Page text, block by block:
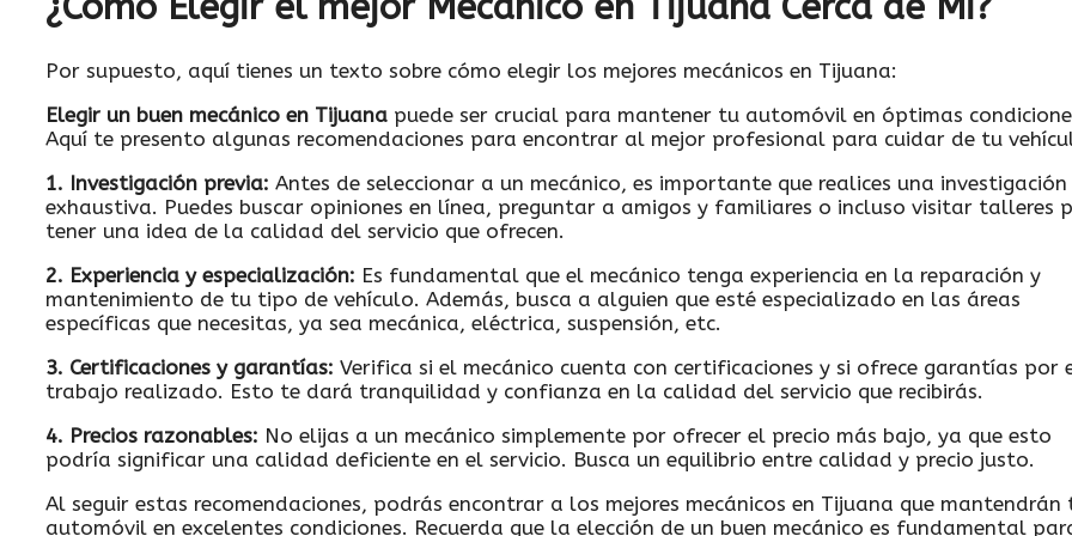
Por supuesto, aquí tienes un texto sobre cómo elegir los mejores mecánicos en Tijuana:
Elegir un buen mecánico en Tijuana puede ser crucial para mantener tu automóvil en óptimas
Aquí te presento algunas recomendaciones para encontrar al mejor profesional para cuidar de tu
1. Investigación previa: Antes de seleccionar a un mecánico, es importante que realices una investigación
exhaustiva. Puedes buscar opiniones en línea, preguntar a amigos y familiares o incluso visitar talleres
tener una idea de la calidad del servicio que ofrecen.
2. Experiencia y especialización: Es fundamental que el mecánico tenga experiencia en la reparación y
mantenimiento de tu tipo de vehículo. Además, busca a alguien que esté especializado en las áreas
específicas que necesitas, ya sea mecánica, eléctrica, suspensión, etc.
3. Certificaciones y garantías: Verifica si el mecánico cuenta con certificaciones y si ofrece garantías por
trabajo realizado. Esto te dará tranquilidad y confianza en la calidad del servicio que recibirás.
4. Precios razonables: No elijas a un mecánico simplemente por ofrecer el precio más bajo, ya que esto
podría significar una calidad deficiente en el servicio. Busca un equilibrio entre calidad y precio justo.
Al seguir estas recomendaciones, podrás encontrar a los mejores mecánicos en Tijuana que mantendrán
automóvil en excelentes condiciones. Recuerda que la elección de un buen mecánico es fundamental